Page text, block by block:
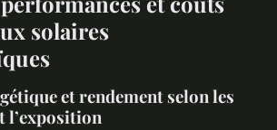
solaires
et rendement selon les
l’exposition